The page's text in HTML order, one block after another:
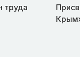
труда